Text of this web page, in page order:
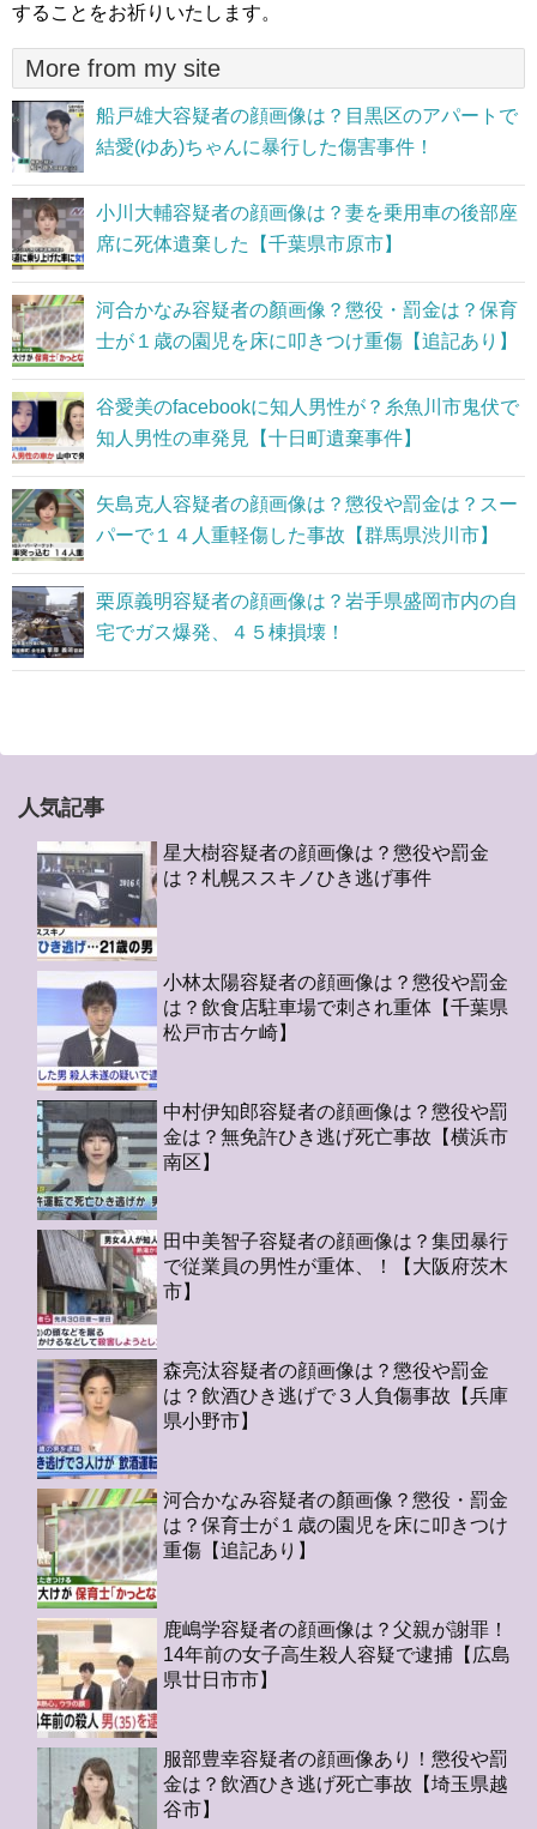
することをお祈りいたします。
More from my site
船戸雄大容疑者の顔画像は？目黒区のアパートで
結愛(ゆあ)ちゃんに暴行した傷害事件！
小川大輔容疑者の顔画像は？妻を乗用車の後部座
席に死体遺棄した【千葉県市原市】
河合かなみ容疑者の顏画像？懲役・罰金は？保育
士が１歳の園児を床に叩きつけ重傷【追記あり】
谷愛美のfacebookに知人男性が？糸魚川市鬼伏で
知人男性の車発見【十日町遺棄事件】
矢島克人容疑者の顔画像は？懲役や罰金は？スー
パーで１４人重軽傷した事故【群馬県渋川市】
栗原義明容疑者の顔画像は？岩手県盛岡市内の自
宅でガス爆発、４５棟損壊！
人気記事
星大樹容疑者の顔画像は？懲役や罰金
は？札幌ススキノひき逃げ事件
小林太陽容疑者の顔画像は？懲役や罰金
は？飲食店駐車場で刺され重体【千葉県
松戸市古ケ崎】
中村伊知郎容疑者の顔画像は？懲役や罰
金は？無免許ひき逃げ死亡事故【横浜市
南区】
田中美智子容疑者の顔画像は？集団暴行
で従業員の男性が重体、！【大阪府茨木
市】
森亮汰容疑者の顔画像は？懲役や罰金
は？飲酒ひき逃げで３人負傷事故【兵庫
県小野市】
河合かなみ容疑者の顏画像？懲役・罰金
は？保育士が１歳の園児を床に叩きつけ
重傷【追記あり】
鹿嶋学容疑者の顔画像は？父親が謝罪！
14年前の女子高生殺人容疑で逮捕【広島
県廿日市市】
服部豊幸容疑者の顔画像あり！懲役や罰
金は？飲酒ひき逃げ死亡事故【埼玉県越
谷市】